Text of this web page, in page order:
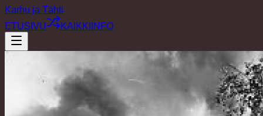
Karhu ja Tähti
ETUSIVU
KAIKKI INFO